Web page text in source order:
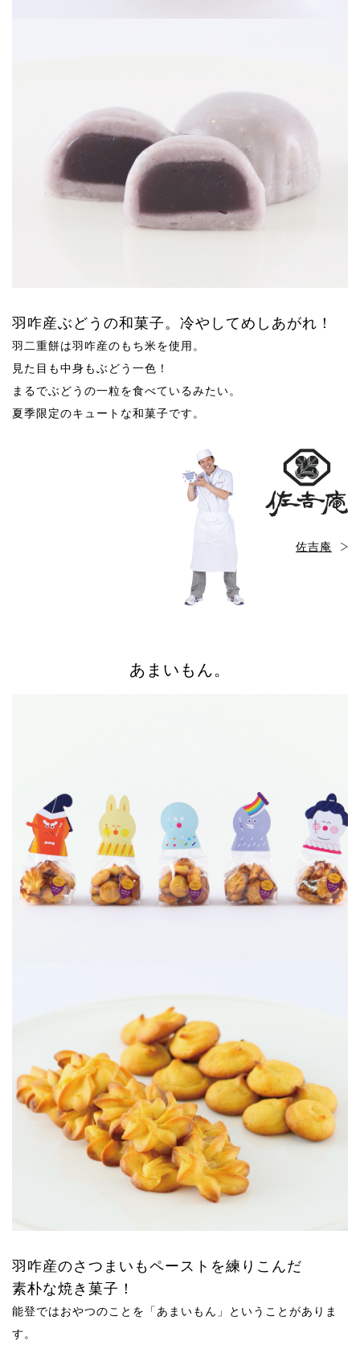
羽咋産ぶどうの和菓子。冷やしてめしあがれ！
羽二重餅は羽咋産のもち米を使用。
見た目も中身もぶどう一色！
まるでぶどうの一粒を食べているみたい。
夏季限定のキュートな和菓子です。
佐吉庵
あまいもん。
羽咋産のさつまいもペーストを練りこんだ
素朴な焼き菓子！
能登ではおやつのことを「あまいもん」ということがありま
す。